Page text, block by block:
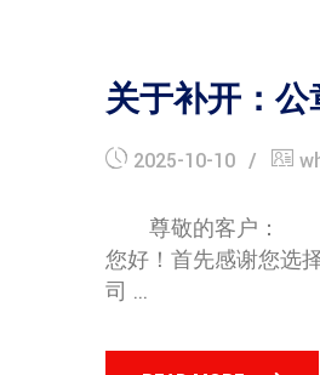
关于补开：
2025-10-10
尊敬的客户：
您好！首先感谢您选
司 ...